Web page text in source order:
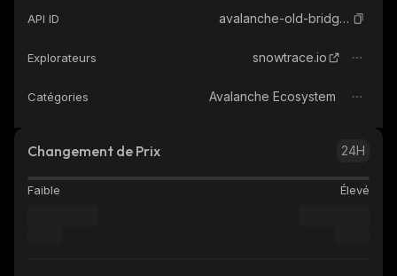
API ID avalanche-old-bridged-wbtc-avalanche
Explorateurs snowtrace.io
Catégories Avalanche Ecosystem
Changement de Prix 24H
Faible Élevé